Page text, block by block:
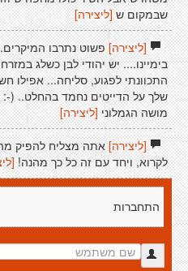
שבמקום ש [ליצירה]
[ליצירה]פשוט נתרבו
בימיינו.... יש יהודי לבן כשלג
התכוונתי לפגוע, סליחה... אפילו
שלך על הדייטים נחמד בהחלט.. (-
מושה הגמלוני [ליצירה]
[ליצירה]אתה מצליח להפיק
לקרוא, ויחד עם זה כל כך מהנה!
התחברות